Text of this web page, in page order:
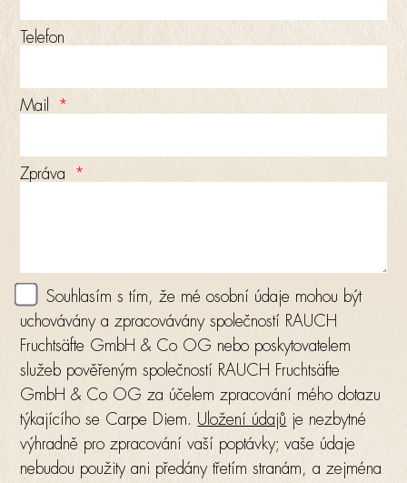
Telefon
Mail
Zpráva
Souhlasím s tím, že mé osobní údaje mohou být
uchovávány a zpracovávány společností RAUCH
Fruchtsäfte GmbH & Co OG nebo poskytovatelem
služeb pověřeným společností RAUCH Fruchtsäfte
GmbH & Co OG za účelem zpracování mého dotazu
týkajícího se Carpe Diem. Uložení údajů je nezbytné
výhradně pro zpracování vaší poptávky; vaše údaje
nebudou použity ani předány třetím stranám, a zejména